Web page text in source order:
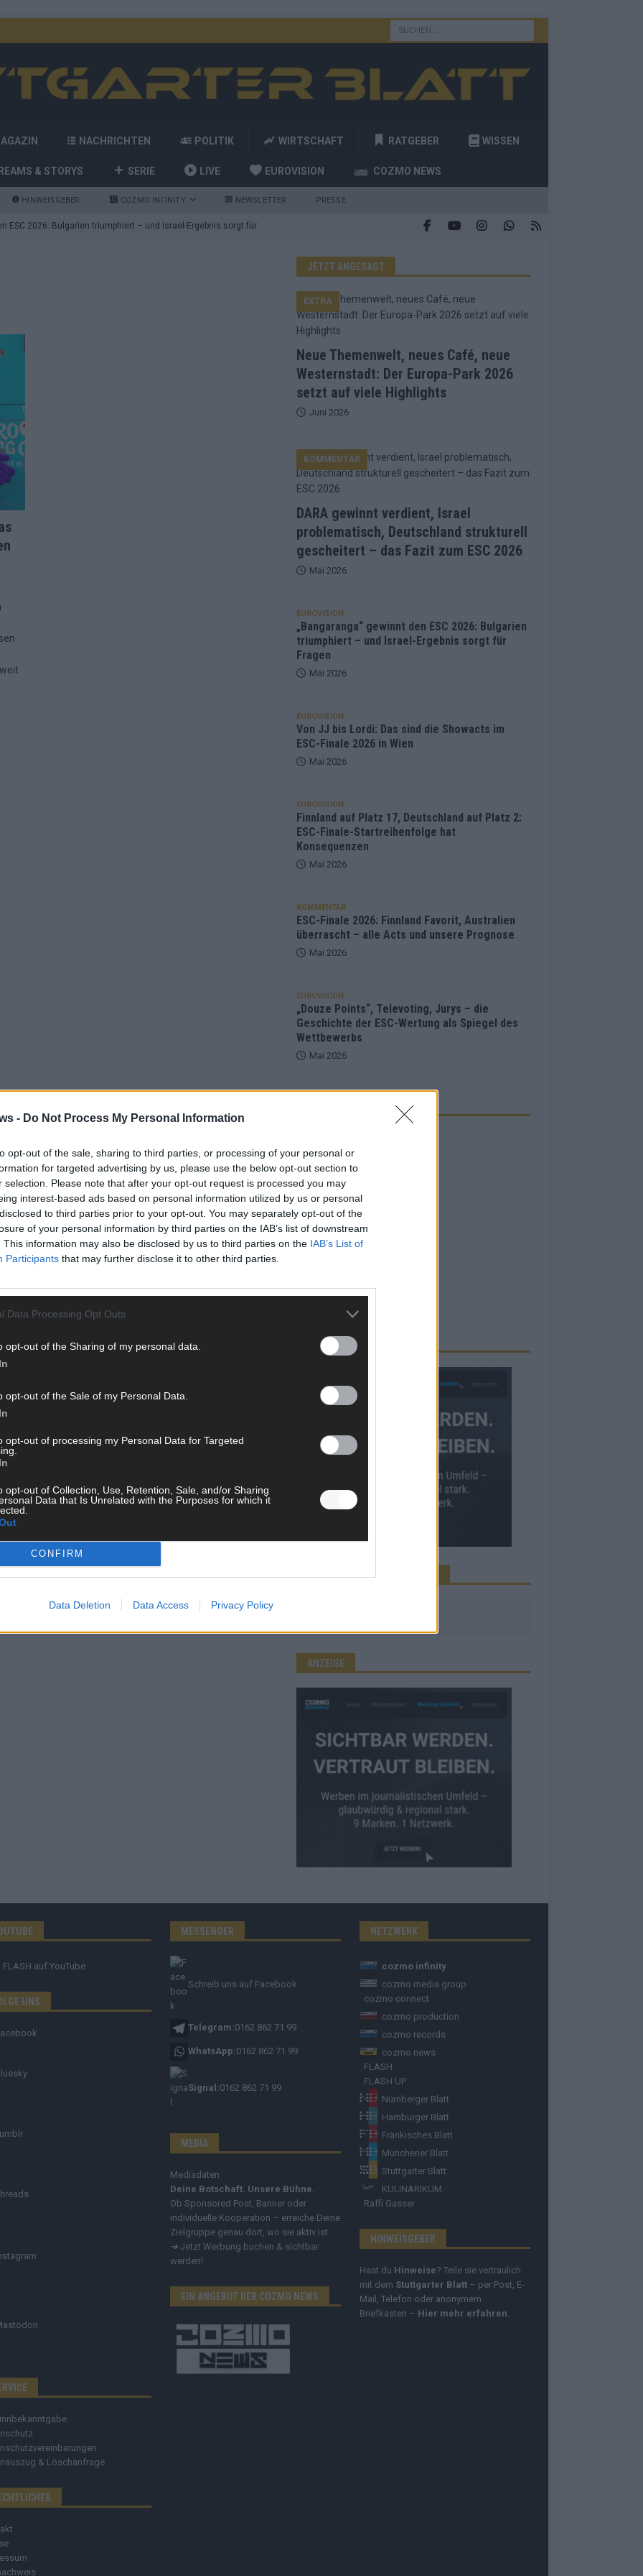
- Do Not Process My Personal Information
opt-out of the sale, sharing to third parties, or processing of your personal or
for targeted advertising by us, please use the below opt-out section to
selection. Please note that after your opt-out request is processed you may
interest-based ads based on personal information utilized by us or personal
to third parties prior to your opt-out. You may separately opt-out of the
of your personal information by third parties on the IAB’s list of downstream
This information may also be disclosed by us to third parties on the IAB’s List of
Participants that may further disclose it to other third parties.
Data Processing Opt Outs
opt-out of the Sharing of my personal data.
opt-out of the Sale of my Personal Data.
opt-out of processing my Personal Data for Targeted
opt-out of Collection, Use, Retention, Sale, and/or Sharing
Data that Is Unrelated with the Purposes for which it
CONFIRM
Data Deletion Data Access Privacy Policy
NACHRICHTEN POLITIK WIRTSCHAFT RATGEBER WISSEN
& STORYS SERIE LIVE EUROVISION COZMO NEWS
HINWEISGEBER COZMO INFINITY NEWSLETTER PRESSE
ESC 2026: Bulgarien triumphiert – und Israel-Ergebnis sorgt für
Jurys – die Geschichte der ESC-Wertung als Spiegel des
vier Big-Four-Länder, ein Gastgeber – alle Acts im
Walzer zu kurz, Moderation zu provinziell – das Fazit zum
2: Dänemark vorne, Aserbaidschan chancenlos – Zypern
problematisch, Deutschland strukturell gescheitert – das
JETZT ANGESAGT
Neue Themenwelt, neues Café, neue
Westernstadt: Der Europa-Park 2026
setzt auf viele Highlights
EXTRA
Juni 2026
DARA gewinnt verdient, Israel
problematisch, Deutschland strukturell
gescheitert – das Fazit zum ESC 2026
KOMMENTAR
Mai 2026
EUROVISION
„Bangaranga“ gewinnt den ESC 2026: Bulgarien
triumphiert – und Israel-Ergebnis sorgt für
Fragen
Mai 2026
EUROVISION
Von JJ bis Lordi: Das sind die Showacts im
ESC-Finale 2026 in Wien
Mai 2026
EUROVISION
Finnland auf Platz 17, Deutschland auf Platz 2:
ESC-Finale-Startreihenfolge hat
Konsequenzen
Mai 2026
KOMMENTAR
ESC-Finale 2026: Finnland Favorit, Australien
überrascht – alle Acts und unsere Prognose
Mai 2026
EUROVISION
„Douze Points“, Televoting, Jurys – die
Geschichte der ESC-Wertung als Spiegel des
Wettbewerbs
Mai 2026
WERBE BEI UNS!
KEINE NEWS MEHR VERPASSEN
ANZEIGE
FLASH auf YouTube
UNS
& Löschanfrage
MESSENGER
Schreib uns auf Facebook
Telegram:0162 862 71 99
WhatsApp:0162 862 71 99
Signal:0162 862 71 99
MEDIA
Mediadaten
Deine Botschaft. Unsere Bühne.
Ob Sponsored Post, Banner oder
individuelle Kooperation – erreiche Deine
Zielgruppe genau dort, wo sie aktiv ist.
➔ Jetzt Werbung buchen & sichtbar
werden!
EIN ANGEBOT DER COZMO NEWS
NETZWERK
cozmo infinity
cozmo media group
cozmo connect
cozmo production
cozmo records
cozmo news
FLASH
FLASH UP
Nürnberger Blatt
Hamburger Blatt
Fränkisches Blatt
Münchener Blatt
Stuttgarter Blatt
KULINARIKUM.
Raffi Gasser
HINWEISGEBER
Hast du Hinweise? Teile sie vertraulich
mit dem Stuttgarter Blatt – per Post, E-
Mail, Telefon oder anonymem
Briefkasten – Hier mehr erfahren